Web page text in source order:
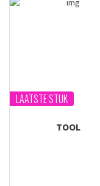
LAATSTE STUK
TOOL